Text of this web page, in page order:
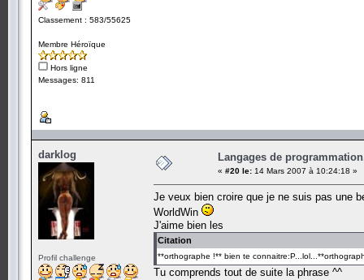
Classement : 583/55625
Membre Héroïque
Hors ligne
Messages: 811
darklog
Profil challenge
Langages de
« #20 le: 14 Mars 2007 à 10:24:18 »
Je veux bien croire que je ne suis pas une
WorldWin
J'aime bien les
Citation
**orthographe !** bien te
Tu comprends tout de suite la phrase ^^